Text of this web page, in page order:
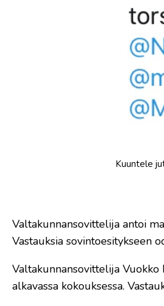
Kuuntele
​Valtakunnansovittelija antoi
Vastauksia sovintoesitykseen
Valtakunnansovittelija
alkavassa kokouksessa.